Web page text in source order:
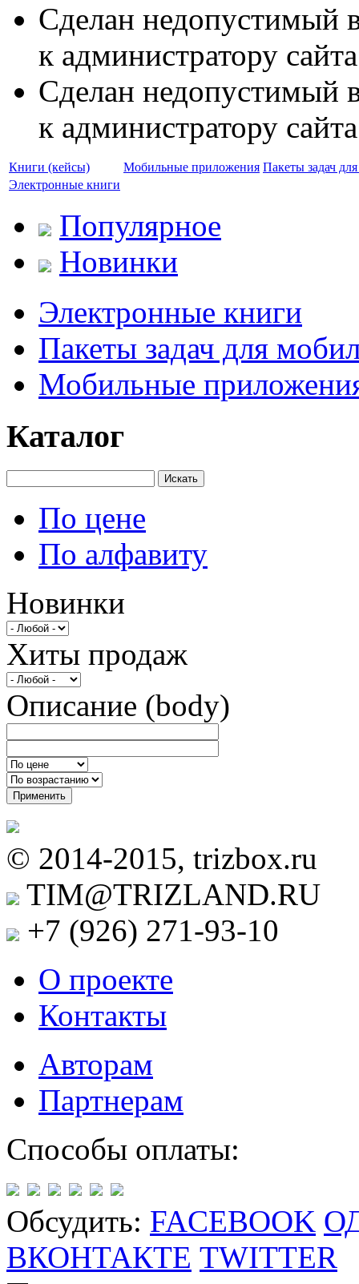
Сделан недопустимый
к администратору
Сделан недопустимый
к администратору
Книги (кейсы) Мобильные приложения Пакеты задач
Электронные книги
Популярное
Новинки
Электронные книги
Пакеты задач для
Мобильные
Каталог
Искать
По цене
По алфавиту
Новинки
Хиты продаж
Описание (body)
Применить
© 2014-2015, trizbox.ru
TIM@TRIZLAND.RU
+7 (926) 271-93-10
О проекте
Контакты
Авторам
Партнерам
Способы оплаты:
Обсудить: FACEBOOK
ВКОНТАКТЕ TWITTER